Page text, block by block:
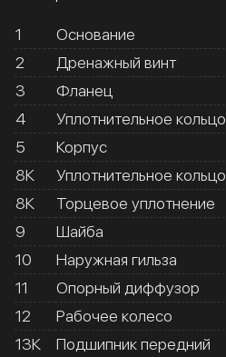
1
Основание
2
Дренажный винт
3
Фланец
4
Уплотнительное кольцо
5
Корпус
8К
Уплотнительное кольцо
8К
Торцевое уплотнение
9
Шайба
10
Наружная гильза
11
Опорный диффузор
12
Рабочее колесо
13К
Подшипник передний